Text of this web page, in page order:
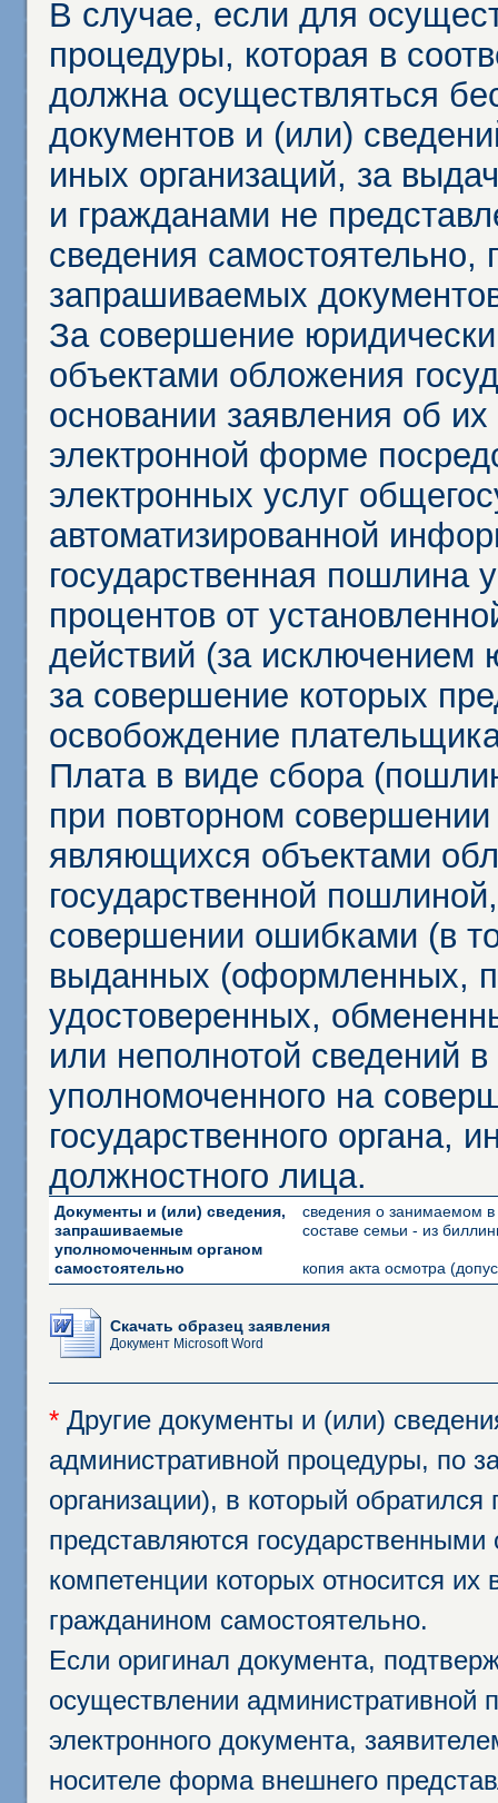
В случае, если для
процедуры, которая в
должна осуществляться
документов и (или)
иных организаций, за
и гражданами не
сведения
запрашиваемых
За совершение
объектами обложения
основании заявления об
электронной форме
электронных услуг
автоматизированной
государственная пошлина
процентов от
действий (за исключением
за совершение которых
освобождение
Плата в виде сбора
при повторном
являющихся объектами
государственной
совершении ошибками (в
выданных (оформленных,
удостоверенных,
или неполнотой сведений
уполномоченного на
государственного органа,
должностного лица.
Документы и (или) сведения,
запрашиваемые
уполномоченным органом
самостоятельно
сведения о занимаемом
составе семьи - из
копия акта осмотра
Скачать образец заявления
Документ Microsoft Word
* Другие документы и (или)
административной процедуры, по
организации), в который
представляются
компетенции которых относится
гражданином самостоятельно.
Если оригинал документа,
осуществлении административной
электронного документа,
носителе форма внешнего